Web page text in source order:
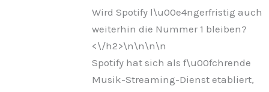
Wird Spotify l\u00e4ngerfristig auch
weiterhin die Nummer 1 bleiben?
<\/h2>\n\n\n\n
Spotify hat sich als f\u00fchrende
Musik-Streaming-Dienst etabliert,